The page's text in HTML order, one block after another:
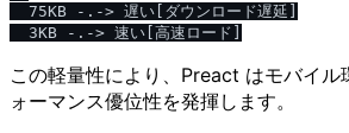
  75KB -.-> 遅い[ダウンロード遅延]
この軽量性により、Preact はモバイル
ォーマンス優位性を発揮します。